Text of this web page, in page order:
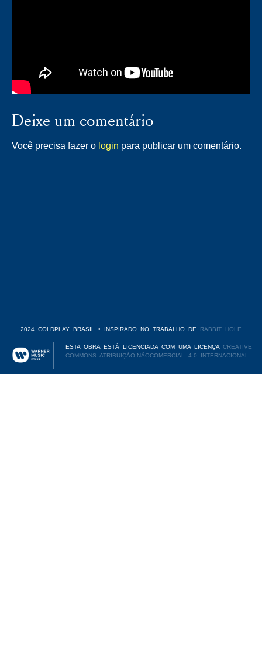
Deixe um comentário
Você precisa fazer o login para publicar um comentário.
2024 COLDPLAY BRASIL • INSPIRADO NO TRABALHO DE RABBIT HOLE
ESTA OBRA ESTÁ LICENCIADA COM UMA LICENÇACREATIVE
COMMONS ATRIBUIÇÃO-NÃOCOMERCIAL 4.0 INTERNACIONAL.